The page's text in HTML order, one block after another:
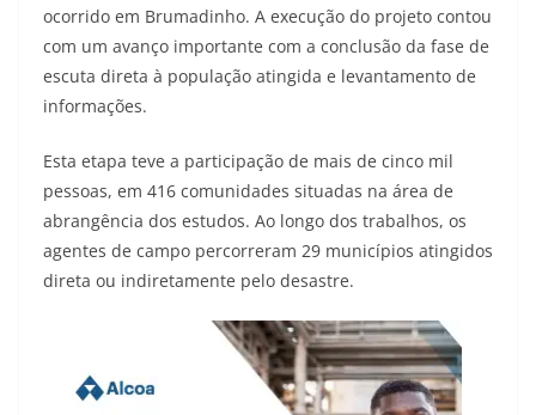
ocorrido em Brumadinho. A execução do projeto contou
com um avanço importante com a conclusão da fase de
escuta direta à população atingida e levantamento de
informações.
Esta etapa teve a participação de mais de cinco mil
pessoas, em 416 comunidades situadas na área de
abrangência dos estudos. Ao longo dos trabalhos, os
agentes de campo percorreram 29 municípios atingidos
direta ou indiretamente pelo desastre.